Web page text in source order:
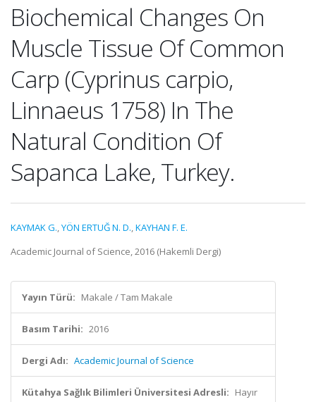
Biochemical Changes On
Muscle Tissue Of Common
Carp (Cyprinus carpio,
Linnaeus 1758) In The
Natural Condition Of
Sapanca Lake, Turkey.
KAYMAK G.,YÖN ERTUĞ N. D.,KAYHAN F. E.
Academic Journal of Science, 2016 (Hakemli Dergi)
Yayın Türü: Makale / Tam Makale
Basım Tarihi: 2016
Dergi Adı: Academic Journal of Science
Kütahya Sağlık Bilimleri Üniversitesi Adresli: Hayır